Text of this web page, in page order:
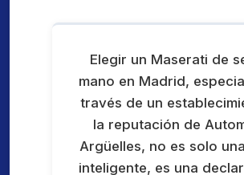
Elegir un Maserati de
mano en Madrid,
través de un
la reputación de
Argüelles, no es solo
inteligente, es una